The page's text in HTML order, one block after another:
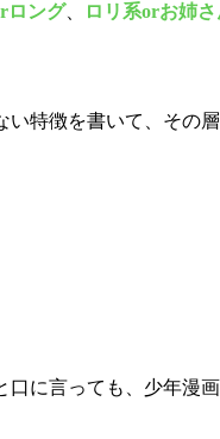
ロング、 ロリ系orお姉
特徴を書いて、その
口に言っても、少年漫